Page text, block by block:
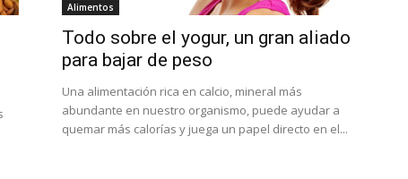
Alimentos
Todo sobre el yogur, un gran aliado
para bajar de peso
Una alimentación rica en calcio, mineral más
abundante en nuestro organismo, puede ayudar a
quemar más calorías y juega un papel directo en el...